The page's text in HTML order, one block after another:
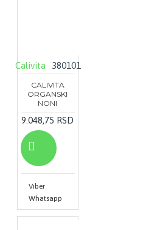
Calivita 380101
CALIVITA
ORGANSKI
NONI
9.048,75 RSD
Viber
Whatsapp